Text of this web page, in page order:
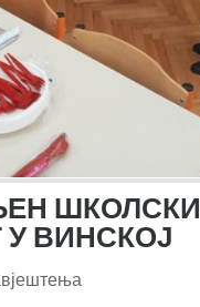
ШКОЛСКИ
У ВИНСКОЈ